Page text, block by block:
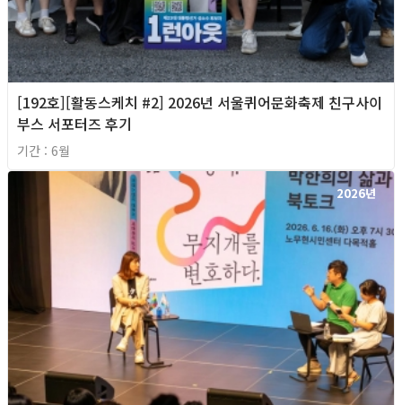
[192호][활동스케치 #2] 2026년 서울퀴어문화축제 친구사이
부스 서포터즈 후기
기간 : 6월
2026년